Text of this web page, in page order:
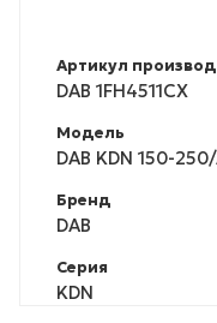
Артикул
DAB 1FH4511CX
Модель
DAB KDN 150-
Бренд
DAB
Серия
KDN